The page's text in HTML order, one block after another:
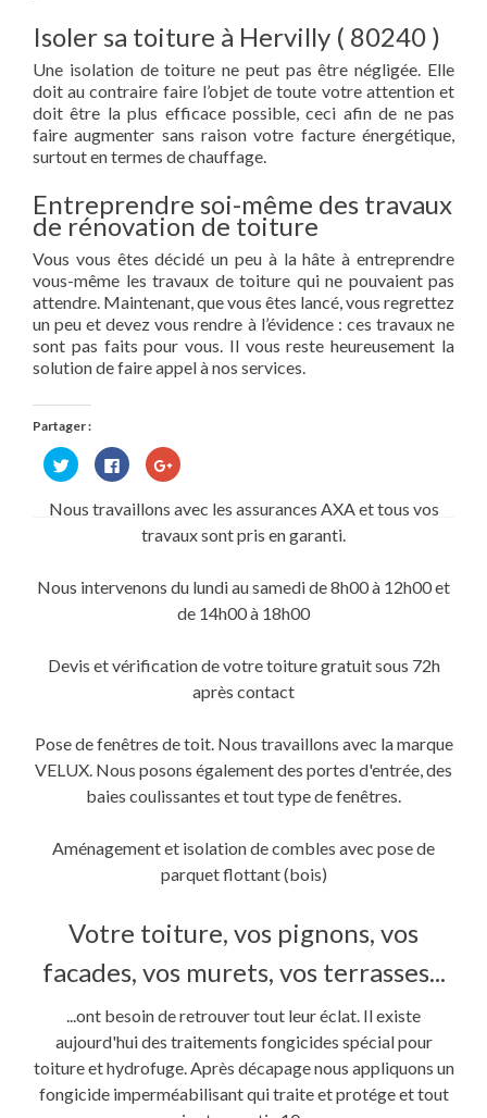
Isoler sa toiture à Hervilly ( 80240 )
Une isolation de toiture ne peut pas être négligée. Elle
doit au contraire faire l’objet de toute votre attention et
doit être la plus efficace possible, ceci afin de ne pas
faire augmenter sans raison votre facture énergétique,
surtout en termes de chauffage.
Entreprendre soi-même des travaux
de rénovation de toiture
Vous vous êtes décidé un peu à la hâte à entreprendre
vous-même les travaux de toiture qui ne pouvaient pas
attendre. Maintenant, que vous êtes lancé, vous regrettez
un peu et devez vous rendre à l’évidence : ces travaux ne
sont pas faits pour vous. Il vous reste heureusement la
solution de faire appel à nos services.
Partager :
Cliquez
pour
partager
Twitter(ouvre
Cliquez
pour
partager
sur
Facebook(ouvre
dans
une
Cliquez
pour
Google+
dans
fenêtre)
Nous travaillons avec les assurances AXA et tous vos
travaux sont pris en garanti.
Nous intervenons du lundi au samedi de 8h00 à 12h00 et
de 14h00 à 18h00
Devis et vérification de votre toiture gratuit sous 72h
après contact
Pose de fenêtres de toit. Nous travaillons avec la marque
VELUX. Nous posons également des portes d'entrée, des
baies coulissantes et tout type de fenêtres.
Aménagement et isolation de combles avec pose de
parquet flottant (bois)
Votre toiture, vos pignons, vos
facades, vos murets, vos terrasses...
...ont besoin de retrouver tout leur éclat. Il existe
aujourd'hui des traitements fongicides spécial pour
toiture et hydrofuge. Après décapage nous appliquons un
fongicide imperméabilisant qui traite et protége et tout